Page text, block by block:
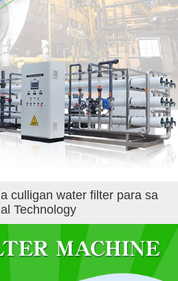
culligan water filter para sa
Technology